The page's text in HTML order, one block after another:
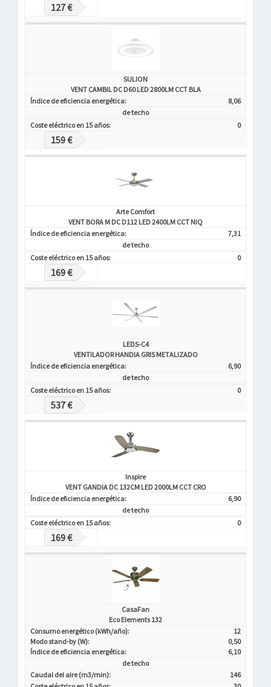
127 €
SULION
VENT CAMBIL DC D60 LED 2800LM CCT BLA
Índice de eficiencia energética:
8,06
de techo
Coste eléctrico en 15 años:
0
159 €
Arte Comfort
VENT BORA M DC D112 LED 2400LM CCT NIQ
Índice de eficiencia energética:
7,31
de techo
Coste eléctrico en 15 años:
0
169 €
LEDS-C4
VENTILADOR HANDIA GRIS METALIZADO
Índice de eficiencia energética:
6,90
de techo
Coste eléctrico en 15 años:
0
537 €
Inspire
VENT GANDIA DC 132CM LED 2000LM CCT CRO
Índice de eficiencia energética:
6,90
de techo
Coste eléctrico en 15 años:
0
169 €
CasaFan
Eco Elements 132
Consumo energético (kWh/año):
12
Modo stand-by (W):
0,50
Índice de eficiencia energética:
6,10
de techo
Caudal del aire (m3/min):
146